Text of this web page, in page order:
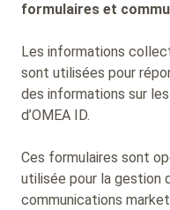
formulaires et
Les informations
sont utilisées pour
des informations sur
d’OMEA ID.
Ces formulaires sont
utilisée pour la gestion
communications